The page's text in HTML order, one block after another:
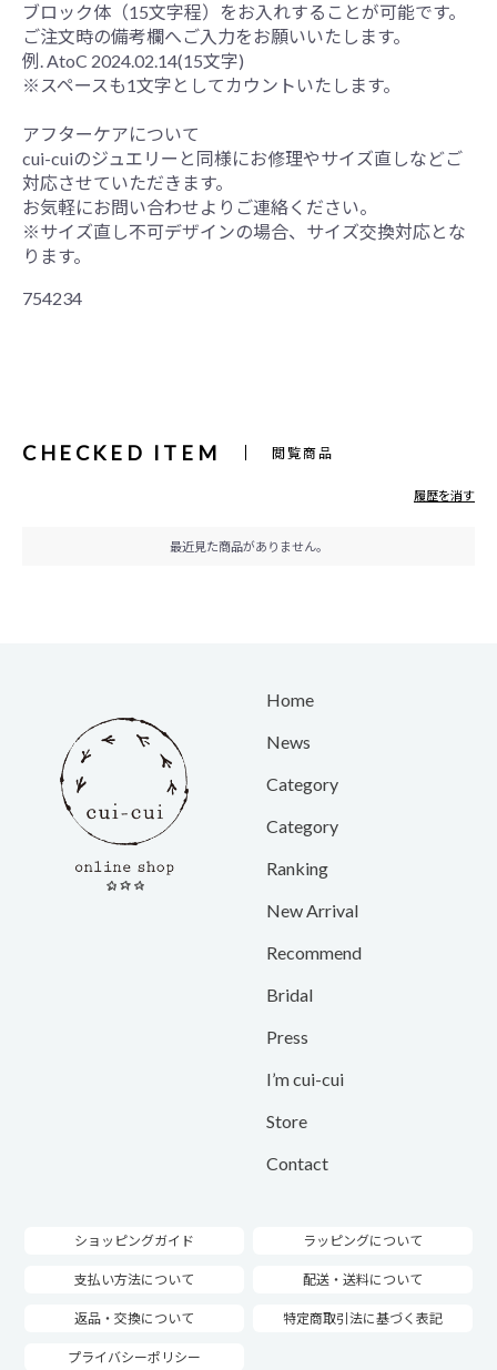
ブロック体（15文字程）をお入れすることが可能です。
ご注文時の備考欄へご入力をお願いいたします。
例. AtoC 2024.02.14(15文字)
※スペースも1文字としてカウントいたします。
アフターケアについて
cui-cuiのジュエリーと同様にお修理やサイズ直しなどご
対応させていただきます。
お気軽にお問い合わせよりご連絡ください。
※サイズ直し不可デザインの場合、サイズ交換対応とな
ります。
754234
CHECKED ITEM 閲覧商品
履歴を消す
最近見た商品がありません。
Home
News
Category
Category
Ranking
New Arrival
Recommend
Bridal
Press
I’m cui-cui
Store
Contact
ショッピングガイド ラッピングについて
支払い方法について 配送・送料について
返品・交換について 特定商取引法に基づく表記
プライバシーポリシー